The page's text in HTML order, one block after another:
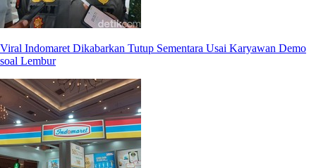
Viral Indomaret Dikabarkan Tutup Sementara Usai Karyawan Demo
soal Lembur